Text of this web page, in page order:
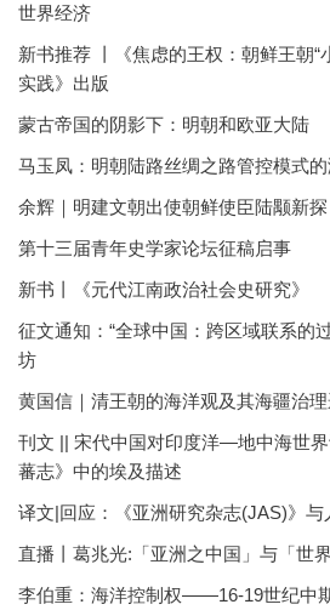
世界经济
新书推荐 丨《焦虑的王权：朝鲜王朝“
实践》出版
蒙古帝国的阴影下：明朝和欧亚大陆
马玉凤：明朝陆路丝绸之路管控模式
余辉｜明建文朝出使朝鲜使臣陆颙新探
第十三届青年史学家论坛征稿启事
新书丨《元代江南政治社会史研究》
征文通知：“全球中国：跨区域联系的
坊
黄国信｜清王朝的海洋观及其海疆治
刊文 || 宋代中国对印度洋—地中海世
蕃志》中的埃及描述
译文|回应：《亚洲研究杂志(JAS)》与
直播丨葛兆光:「亚洲之中国」与「世
李伯重：海洋控制权——16-19世纪中